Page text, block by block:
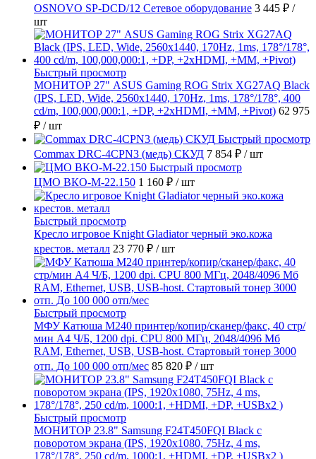
OSNOVO SP-DCD/12 Сетевое оборудование 3 445 ₽ /
шт
Быстрый просмотр
МОНИТОР 27" ASUS Gaming ROG Strix XG27AQ Black
(IPS, LED, Wide, 2560x1440, 170Hz, 1ms, 178°/178°, 400
cd/m, 100,000,000:1, +DP, +2хHDMI, +MM, +Pivot) 62 975
₽ / шт
Быстрый просмотр
Commax DRC-4CPN3 (медь) СКУД 7 854 ₽ / шт
Быстрый просмотр
ЦМО ВКО-М-22.150 1 160 ₽ / шт
Быстрый просмотр
Кресло игровое Knight Gladiator черный эко.кожа
крестов. металл 23 770 ₽ / шт
Быстрый просмотр
МФУ Катюша M240 принтер/копир/сканер/факс, 40 стр/
мин А4 Ч/Б, 1200 dpi. CPU 800 МГц, 2048/4096 Мб
RAM, Ethernet, USB, USB-host. Стартовый тонер 3000
отп. До 100 000 отп/мес 85 820 ₽ / шт
Быстрый просмотр
МОНИТОР 23.8" Samsung F24T450FQI Black с
поворотом экрана (IPS, 1920x1080, 75Hz, 4 ms,
178°/178°, 250 cd/m, 1000:1, +HDMI, +DP, +USBx2 )